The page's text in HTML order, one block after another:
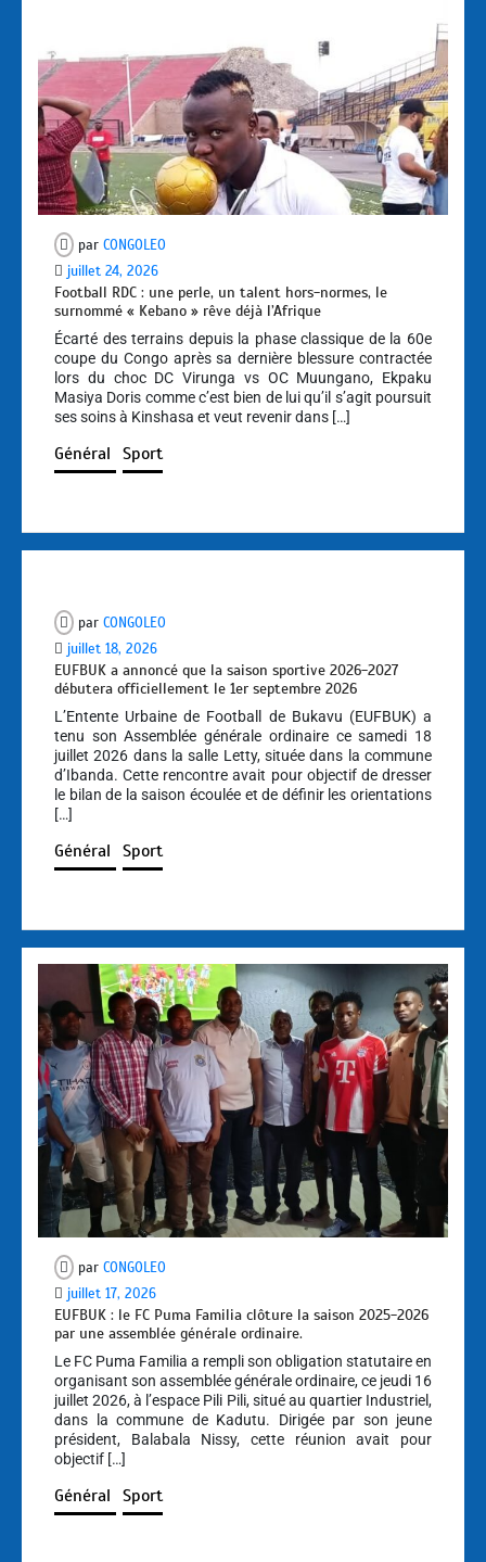
par CONGOLEO
juillet 24, 2026
Football RDC : une perle, un talent hors-normes, le
surnommé « Kebano » rêve déjà l’Afrique
Écarté des terrains depuis la phase classique de la 60e
coupe du Congo après sa dernière blessure contractée
lors du choc DC Virunga vs OC Muungano, Ekpaku
Masiya Doris comme c’est bien de lui qu’il s’agit poursuit
ses soins à Kinshasa et veut revenir dans […]
Général Sport
par CONGOLEO
juillet 18, 2026
EUFBUK a annoncé que la saison sportive 2026-2027
débutera officiellement le 1er septembre 2026
L’Entente Urbaine de Football de Bukavu (EUFBUK) a
tenu son Assemblée générale ordinaire ce samedi 18
juillet 2026 dans la salle Letty, située dans la commune
d’Ibanda. Cette rencontre avait pour objectif de dresser
le bilan de la saison écoulée et de définir les orientations
[…]
Général Sport
par CONGOLEO
juillet 17, 2026
EUFBUK : le FC Puma Familia clôture la saison 2025-2026
par une assemblée générale ordinaire.
Le FC Puma Familia a rempli son obligation statutaire en
organisant son assemblée générale ordinaire, ce jeudi 16
juillet 2026, à l’espace Pili Pili, situé au quartier Industriel,
dans la commune de Kadutu. Dirigée par son jeune
président, Balabala Nissy, cette réunion avait pour
objectif […]
Général Sport